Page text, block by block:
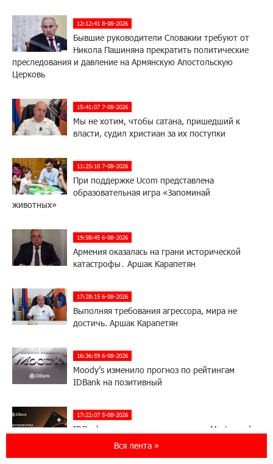
12:12:41 8-08-2026
Бывшие руководители Словакии требуют от
Никола Пашиняна прекратить политические
преследования и давление на Армянскую Апостольскую
Церковь
15:41:07 7-08-2026
Мы не хотим, чтобы сатана, пришедший к
власти, судил христиан за их поступки
11:25:10 7-08-2026
При поддержке Ucom представлена
образовательная игра «Запоминай
животных»
19:58:45 6-08-2026
Армения оказалась на грани исторической
катастрофы․ Аршак Карапетян
17:28:15 6-08-2026
Выполняя требования агрессора, мира не
достичь. Аршак Карапетян
16:36:59 6-08-2026
Moody’s изменило прогноз по рейтингам
IDBank на позитивный
17:22:07 5-08-2026
IDBank представляет новую карту Mastercard
World с преимуществами для путешествий и
Вся лента »